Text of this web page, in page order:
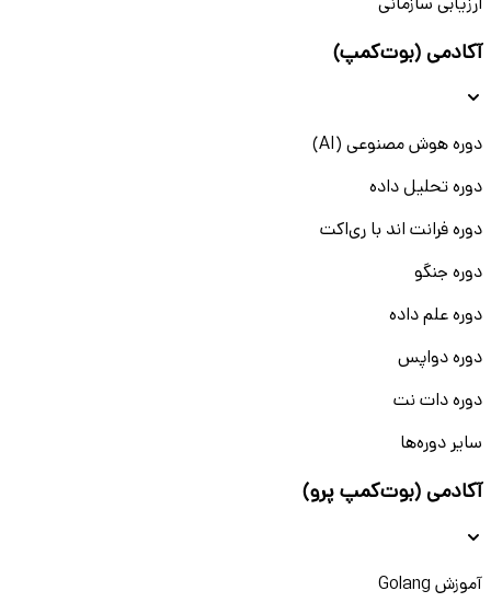
ارزیابی سازمانی
آکادمی (بوت‌کمپ)
دوره هوش مصنوعی (AI)
دوره تحلیل داده
دوره فرانت اند با ری‌اکت
دوره جنگو
دوره علم داده
دوره دواپس
دوره دات نت
سایر دوره‌ها
آکادمی (بوت‌کمپ پرو)
آموزش Golang